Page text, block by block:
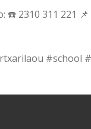
☎ 2310 311 221
#school